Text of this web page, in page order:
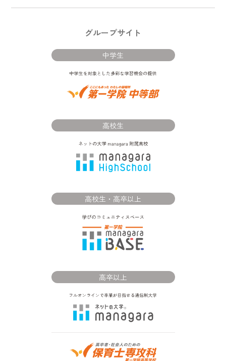
グループサイト
中学生
高校生
高校生・高卒以上
高卒以上